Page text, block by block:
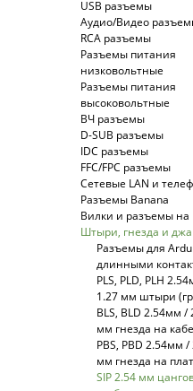
USB разъемы
Аудио/Видео
RCA разъемы
Разъемы питания
низковольтные
Разъемы питания
высоковольтные
ВЧ разъемы
D-SUB разъемы
IDC разъемы
FFC/FPC разъемы
Сетевые LAN и
Разъемы Banana
Вилки и разъемы на
Штыри, гнезда и
Разъемы для
длинными
PLS, PLD, PLH
1.27 мм штыри
BLS, BLD 2.54мм /
мм гнезда на
PBS, PBD 2.54мм
мм гнезда на
SIP 2.54 мм